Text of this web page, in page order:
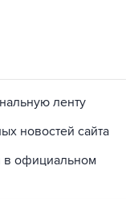
новостей сайта
в официальном